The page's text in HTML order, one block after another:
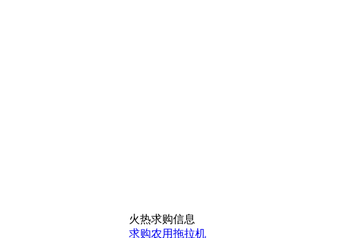
火热求购信息
求购农用拖拉机